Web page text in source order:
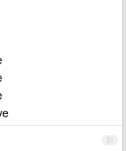
31